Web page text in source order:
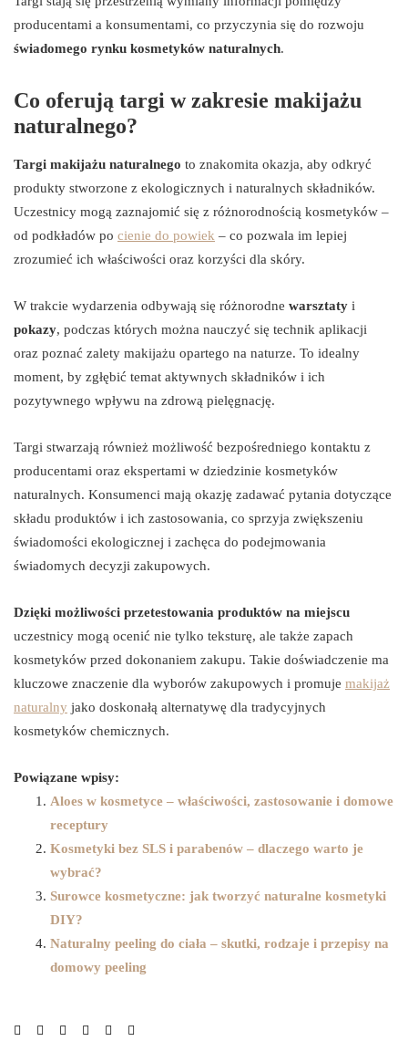
producentami a konsumentami, co przyczynia się do rozwoju
świadomego rynku kosmetyków naturalnych.
Co oferują targi w zakresie makijażu
naturalnego?
Targi makijażu naturalnego to znakomita okazja, aby odkryć
produkty stworzone z ekologicznych i naturalnych składników.
Uczestnicy mogą zaznajomić się z różnorodnością kosmetyków –
od podkładów po cienie do powiek – co pozwala im lepiej
zrozumieć ich właściwości oraz korzyści dla skóry.
W trakcie wydarzenia odbywają się różnorodne warsztaty i
pokazy, podczas których można nauczyć się technik aplikacji
oraz poznać zalety makijażu opartego na naturze. To idealny
moment, by zgłębić temat aktywnych składników i ich
pozytywnego wpływu na zdrową pielęgnację.
Targi stwarzają również możliwość bezpośredniego kontaktu z
producentami oraz ekspertami w dziedzinie kosmetyków
naturalnych. Konsumenci mają okazję zadawać pytania dotyczące
składu produktów i ich zastosowania, co sprzyja zwiększeniu
świadomości ekologicznej i zachęca do podejmowania
świadomych decyzji zakupowych.
Dzięki możliwości przetestowania produktów na miejscu
uczestnicy mogą ocenić nie tylko teksturę, ale także zapach
kosmetyków przed dokonaniem zakupu. Takie doświadczenie ma
kluczowe znaczenie dla wyborów zakupowych i promuje makijaż
naturalny jako doskonałą alternatywę dla tradycyjnych
kosmetyków chemicznych.
Powiązane wpisy:
Aloes w kosmetyce – właściwości, zastosowanie i domowe
receptury
Kosmetyki bez SLS i parabenów – dlaczego warto je
wybrać?
Surowce kosmetyczne: jak tworzyć naturalne kosmetyki
DIY?
Naturalny peeling do ciała – skutki, rodzaje i przepisy na
domowy peeling